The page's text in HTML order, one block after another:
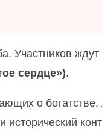
Участников
сердце»).
о